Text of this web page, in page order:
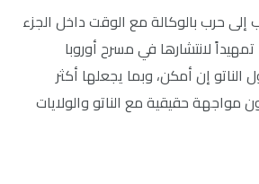
إلى حرب بالوكالة مع الوقت داخل الجزء
تمهيداً لانتشارها في مسرح أوروبا
الناتو إن أمكن، وبما يجعلها أكثر
مواجهة حقيقية مع الناتو والولايات